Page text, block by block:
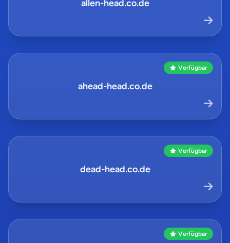
allen-head.co.de
Verfügbar
ahead-head.co.de
Verfügbar
dead-head.co.de
Verfügbar